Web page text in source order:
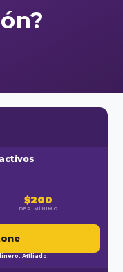
$200
DEP. MÍNIMO
Afiliado.